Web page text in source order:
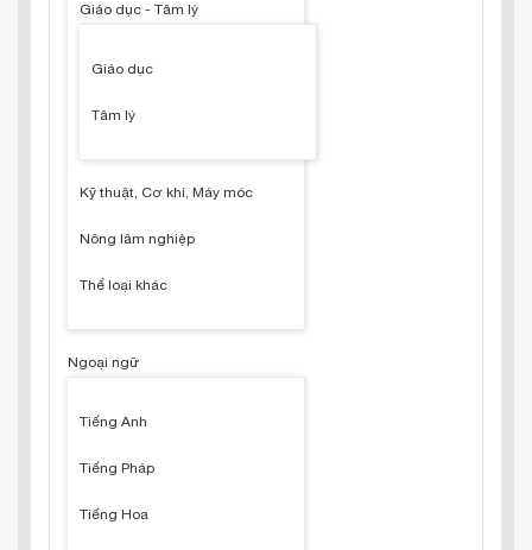
Giáo dục - Tâm lý
Giáo dục
Tâm lý
Kỹ thuật, Cơ khí, Máy móc
Nông lâm nghiệp
Thể loại khác
Ngoại ngữ
Tiếng Anh
Tiếng Pháp
Tiếng Hoa